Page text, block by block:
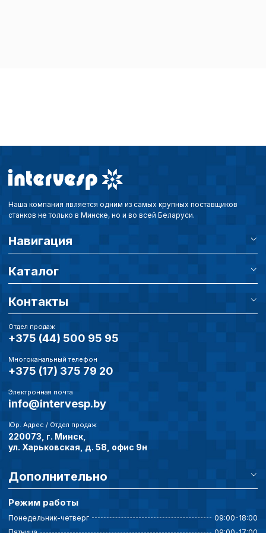
Наша компания является одним из самых крупных поставщиков
станков не только в Минске, но и во всей Беларуси.
Навигация
Каталог
Контакты
Отдел продаж
+375 (44) 500 95 95
Многоканальный телефон
+375 (17) 375 79 20
Электронная почта
info@intervesp.by
Юр. Адрес / Отдел продаж
220073, г. Минск,
ул. Харьковская, д. 58, офис 9н
Дополнительно
Режим работы
Понедельник-четверг
09:00-18:00
Внимание:
cookie файлов не
совершенствованию
исходя из